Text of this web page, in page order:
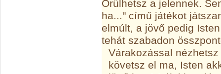
Örülhetsz a jelennek.
ha..." című játékot
elmúlt, a jövő pedig
tehát szabadon
Várakozással
követsz el ma, Isten